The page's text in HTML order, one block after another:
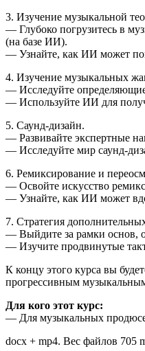
3. Изучение музыкальной
— Глубоко погрузитесь в
(на базе ИИ).
— Узнайте, как ИИ может
4. Изучение музыкальных
— Исследуйте
— Используйте ИИ для
5. Саунд-дизайн.
— Развивайте экспертные
— Исследуйте мир саунд-
6. Ремиксирование и
— Освойте искусство
— Узнайте, как ИИ может
7. Стратегия
— Выйдите за рамки основ,
— Изучите продвинутые
К концу этого курса вы
прогрессивным
Для кого этот курс:
— Для музыкальных
docx + mp4. Вес файлов 705